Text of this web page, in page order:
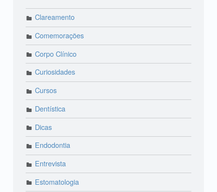
Clareamento
Comemorações
Corpo Clínico
Curiosidades
Cursos
Dentística
Dicas
Endodontia
Entrevista
Estomatologia